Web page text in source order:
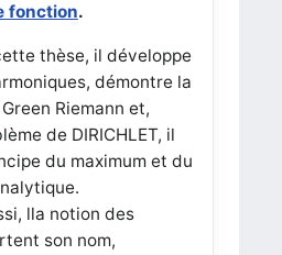
fonction.
thèse, il développe
démontre la
Riemann et,
de DIRICHLET, il
du maximum et du
lla notion des
son nom,